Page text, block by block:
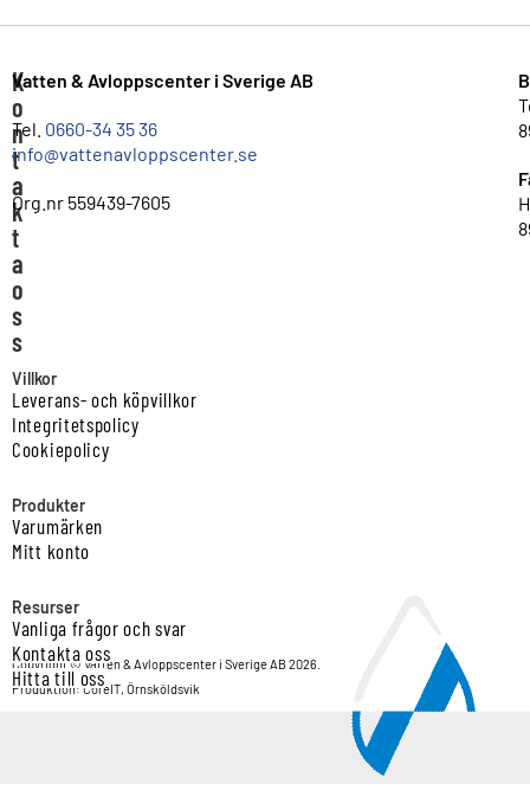
K
o
n
t
a
k
t
a
o
s
s
Vatten & Avloppscenter i Sverige AB
Tel. 0660-34 35 36
info@vattenavloppscenter.se
Org.nr 559439-7605
Villkor
Leverans- och köpvillkor
Integritetspolicy
Cookiepolicy
Produkter
Varumärken
Mitt konto
Resurser
Vanliga frågor och svar
Kontakta oss
Hitta till oss
Copyright © Vatten & Avloppscenter i Sverige AB 2026.
Produktion: CoreIT, Örnsköldsvik